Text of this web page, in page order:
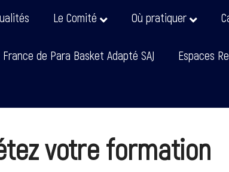
Le Comité Où pratiquer
de Para Basket Adapté SAJ Espaces
votre formation